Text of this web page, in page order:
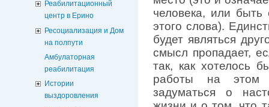
Реабилитационный
центр в Ерино
Ресоциализация и Дом
на полпути
Амбулаторная
реабилитация
Истории
выздоровления
человека, или
этого слова).
будет являться
смысл пропадает,
так, как хотелось
работы на этом
задуматься о